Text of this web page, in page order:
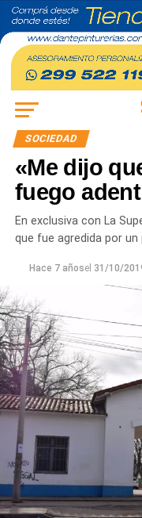
SOCIEDAD
«Me dijo
fuego
En exclusiva con La
que fue agredida por un
Hace 7 añosel 31/10/